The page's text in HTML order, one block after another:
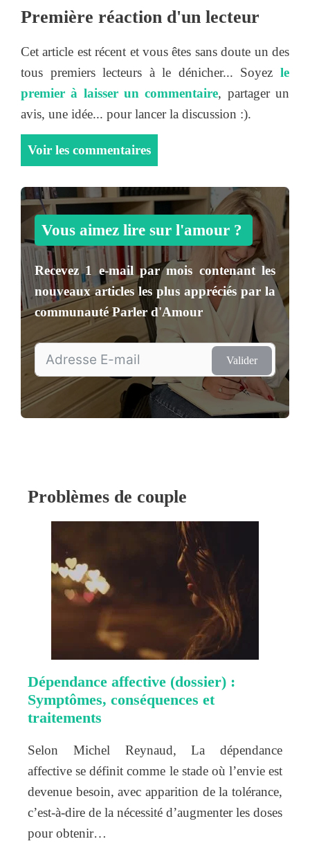
Première réaction d'un lecteur
Cet article est récent et vous êtes sans doute un des
tous premiers lecteurs à le dénicher... Soyez le
premier à laisser un commentaire, partager un
avis, une idée... pour lancer la discussion :).
Voir les commentaires
Vous aimez lire sur l'amour ?
Recevez1 e-mail par mois contenant les
nouveaux articles les plus appréciés par la
communautéParler d'Amour
Valider
Problèmes de couple
Dépendance affective (dossier) :
Symptômes, conséquences et
traitements
Selon Michel Reynaud, La dépendance
affective se définit comme le stade où l’envie est
devenue besoin, avec apparition de la tolérance,
c’est-à-dire de la nécessité d’augmenter les doses
pour obtenir…